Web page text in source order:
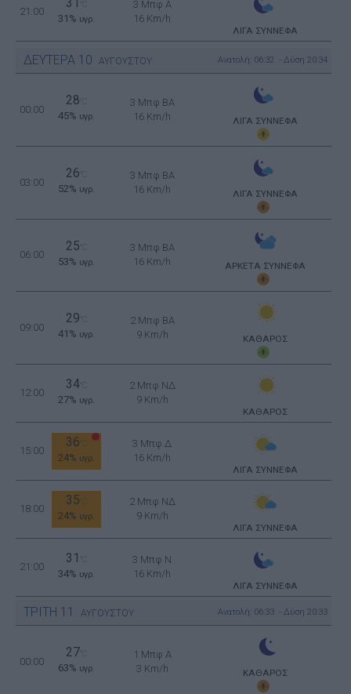
21:00
31
31% υγρ.
3 Μπφ Α
16 Km/h
ΛΙΓΑ ΣΥΝΝΕΦΑ
ΔΕΥΤΕΡΑ 10 ΑΥΓΟΥΣΤΟΥ Ανατολή: 06:32 - Δύση 20:34
00:00
28
45% υγρ.
3 Μπφ BA
16 Km/h
ΛΙΓΑ ΣΥΝΝΕΦΑ
03:00
26
52% υγρ.
3 Μπφ BA
16 Km/h
ΛΙΓΑ ΣΥΝΝΕΦΑ
06:00
25
53% υγρ.
3 Μπφ BA
16 Km/h
ΑΡΚΕΤΑ ΣΥΝΝΕΦΑ
09:00
29
41% υγρ.
2 Μπφ BA
9 Km/h
ΚΑΘΑΡΟΣ
12:00
34°C
27% υγρ.
2 Μπφ ΝΔ
9 Km/h
ΚΑΘΑΡΟΣ
15:00
36
24% υγρ.
3 Μπφ Δ
16 Km/h
ΛΙΓΑ ΣΥΝΝΕΦΑ
18:00
35
24% υγρ.
2 Μπφ ΝΔ
9 Km/h
ΛΙΓΑ ΣΥΝΝΕΦΑ
21:00
31
34% υγρ.
3 Μπφ N
16 Km/h
ΛΙΓΑ ΣΥΝΝΕΦΑ
ΤΡΙΤΗ 11 ΑΥΓΟΥΣΤΟΥ Ανατολή: 06:33 - Δύση 20:33
00:00
27
63% υγρ.
1 Μπφ Α
3 Km/h
ΚΑΘΑΡΟΣ